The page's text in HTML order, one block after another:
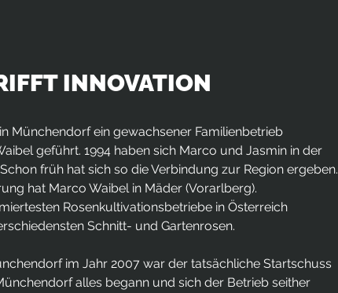
INNOVATION
Münchendorf ein gewachsener Familienbetrieb
geführt. 1994 haben sich Marco und Jasmin in der
früh hat sich so die Verbindung zur Region ergeben.
hat Marco Waibel in Mäder (Vorarlberg).
Rosenkultivationsbetriebe in Österreich
Schnitt- und Gartenrosen.
im Jahr 2007 war der tatsächliche Startschuss
alles begann und sich der Betrieb seither